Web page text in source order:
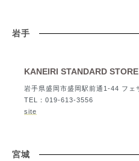
岩手
KANEIRI STANDARD STORE
岩手県盛岡市盛岡駅前通1-44 フェ
TEL：019-613-3556
site
宮城